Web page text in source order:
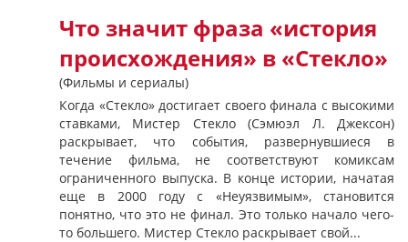
Что значит фраза «история
происхождения» в «Стекло»
(Фильмы и сериалы)
Когда «Стекло» достигает своего финала с высокими
ставками, Мистер Стекло (Сэмюэл Л. Джексон)
раскрывает, что события, развернувшиеся в
течение фильма, не соответствуют комиксам
ограниченного выпуска. В конце истории, начатая
еще в 2000 году с «Неуязвимым», становится
понятно, что это не финал. Это только начало чего-
то большего. Мистер Стекло раскрывает свой...